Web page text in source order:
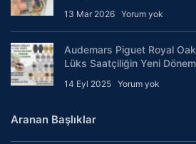
13 Mar 2026 Yorum yok
Audemars Piguet Royal
Lüks Saatçiliğin Yeni
14 Eyl 2025 Yorum yok
Aranan Başlıklar